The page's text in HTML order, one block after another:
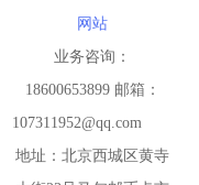
网站
业务咨询：
18600653899 邮箱：
107311952@qq.com
地址：北京西城区黄寺